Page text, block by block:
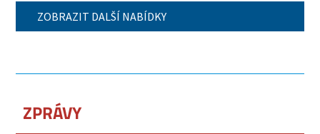
ZOBRAZIT DALŠÍ NABÍDKY
ZPRÁVY